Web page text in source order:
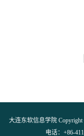
大连东软信息学院 Copyright
电话：+86-